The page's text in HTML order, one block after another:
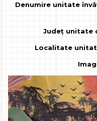
Denumire unitate
Județ unitate
Localitate